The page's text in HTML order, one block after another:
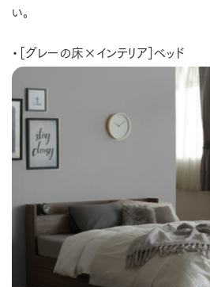
い。
・［グレーの床×インテリア］ベッド